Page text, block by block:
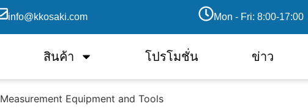
info@kkosaki.com Mon - Fri: 8:00-17:00
สินค้า โปรโมชั่น ข่าว
Measurement Equipment and Tools